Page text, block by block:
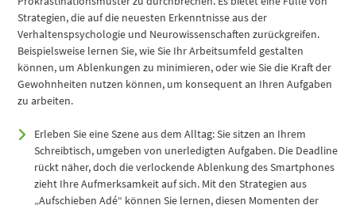
Strategien, die auf die neuesten Erkenntnisse aus der
Verhaltenspsychologie und Neurowissenschaften zurückgreifen.
Beispielsweise lernen Sie, wie Sie Ihr Arbeitsumfeld gestalten
können, um Ablenkungen zu minimieren, oder wie Sie die Kraft der
Gewohnheiten nutzen können, um konsequent an Ihren Aufgaben
zu arbeiten.
Erleben Sie eine Szene aus dem Alltag: Sie sitzen an Ihrem
Schreibtisch, umgeben von unerledigten Aufgaben. Die Deadline
rückt näher, doch die verlockende Ablenkung des Smartphones
zieht Ihre Aufmerksamkeit auf sich. Mit den Strategien aus
„Aufschieben Adé“ können Sie lernen, diesen Momenten der